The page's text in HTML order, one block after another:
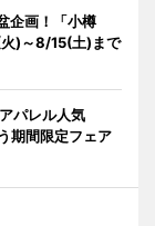
企画！「小樽
)～8/15(土)まで
パレル人気
期間限定フェア